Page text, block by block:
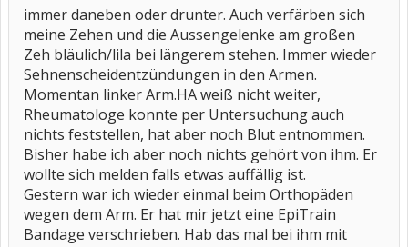
immer daneben oder drunter. Auch verfärben sich
meine Zehen und die Aussengelenke am großen
Zeh bläulich/lila bei längerem stehen. Immer wieder
Sehnenscheidentzündungen in den Armen.
Momentan linker Arm.HA weiß nicht weiter,
Rheumatologe konnte per Untersuchung auch
nichts feststellen, hat aber noch Blut entnommen.
Bisher habe ich aber noch nichts gehört von ihm. Er
wollte sich melden falls etwas auffällig ist.
Gestern war ich wieder einmal beim Orthopäden
wegen dem Arm. Er hat mir jetzt eine EpiTrain
Bandage verschrieben. Hab das mal bei ihm mit